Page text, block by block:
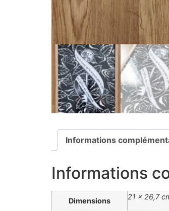
Informations
Informations
Dimensions 21 × 26,7